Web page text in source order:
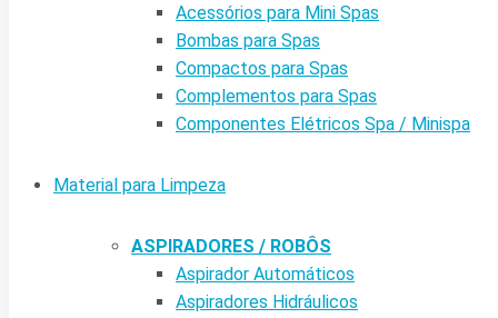
Acessórios para Mini Spas
Bombas para Spas
Compactos para Spas
Complementos para Spas
Componentes Elétricos Spa / Minispa
Material para Limpeza
ASPIRADORES / ROBÔS
Aspirador Automáticos
Aspiradores Hidráulicos